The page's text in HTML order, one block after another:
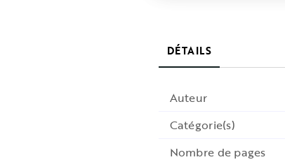
DÉTAILS
Auteur
Catégorie(s)
Nombre de pages